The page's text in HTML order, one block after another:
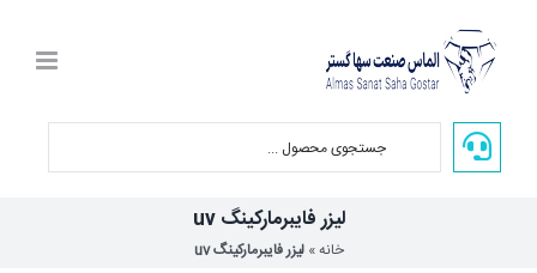
content
لیزر فایبرمارکینگ uv
خانه»لیزر فایبرمارکینگ uv